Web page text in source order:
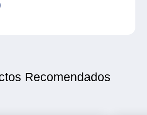
Recomendados